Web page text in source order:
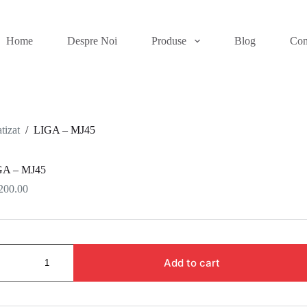
Home Despre Noi Produse Blog
/ LIGA – MJ45
– MJ45
Add to cart